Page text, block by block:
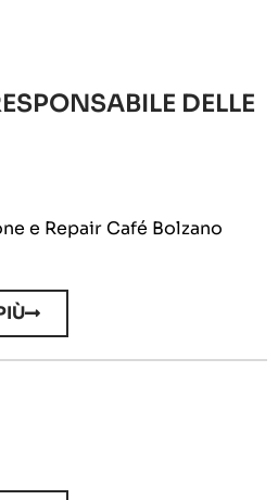
DELLE
e Repair Café Bolzano